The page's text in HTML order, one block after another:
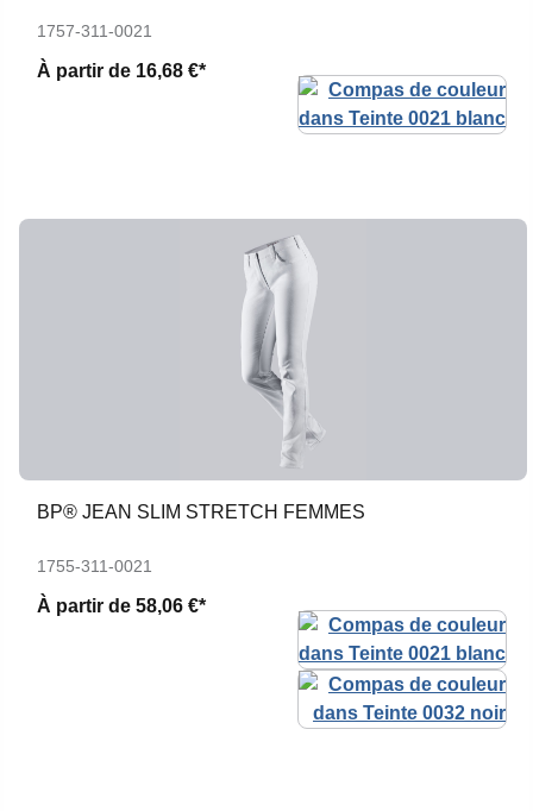
1757-311-0021
À partir de 16,68 €*
BP® JEAN SLIM STRETCH FEMMES
1755-311-0021
À partir de 58,06 €*